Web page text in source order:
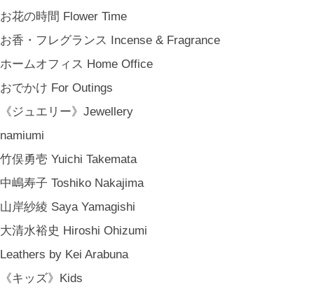
お花の時間 Flower Time
お香・フレグランス Incense & Fragrance
ホームオフィス Home Office
おでかけ For Outings
《ジュエリー》Jewellery
namiumi
竹俣勇壱 Yuichi Takemata
中嶋寿子 Toshiko Nakajima
山岸紗綾 Saya Yamagishi
大清水裕史 Hiroshi Ohizumi
Leathers by Kei Arabuna
《キッズ》Kids
結婚式の引出物 Wedding Favors
誕生日プレゼント Birthday Gifts
バレンタインデー Valentine's Day
夏 Summer
秋 Autumn
冬 Winter
《ご予約》Made to Order